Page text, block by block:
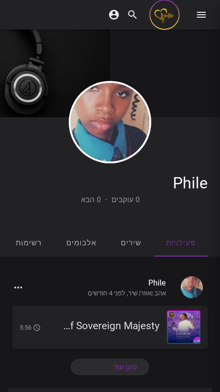
Phile
0 עוקבים · 0 הבא
פעילויות שירים אלבומים רשימות
Phile
אהב |אוזר| שִׁיר, לפני 4 חודשים
The Person Of Sovereign Majesty
טען עוד